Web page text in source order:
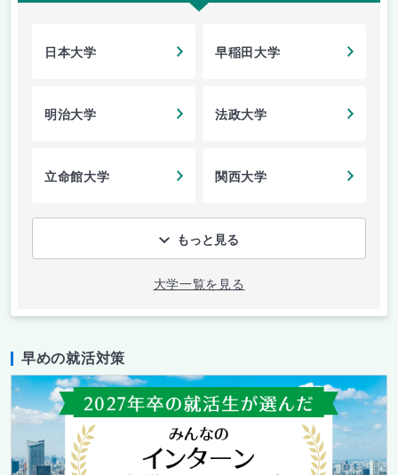
日本大学 早稲田大学
明治大学 法政大学
立命館大学 関西大学
もっと見る
大学一覧を見る
早めの就活対策